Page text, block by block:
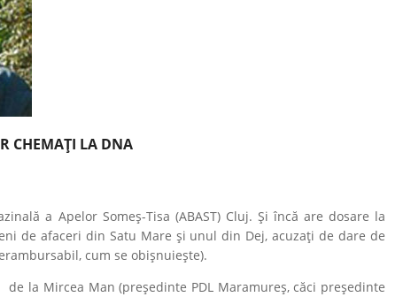
CHEMAŢI LA DNA
a Apelor Someş-Tisa (ABAST) Cluj. Şi încă are dosare la
de afaceri din Satu Mare şi unul din Dej, acuzaţi de dare de
cum se obişnuieşte).
la Mircea Man (preşedinte PDL Maramureş, căci preşedinte